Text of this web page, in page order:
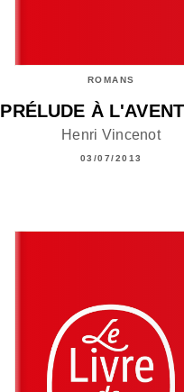
ROMANS
PRÉLUDE À
Henri Vincenot
03/07/2013